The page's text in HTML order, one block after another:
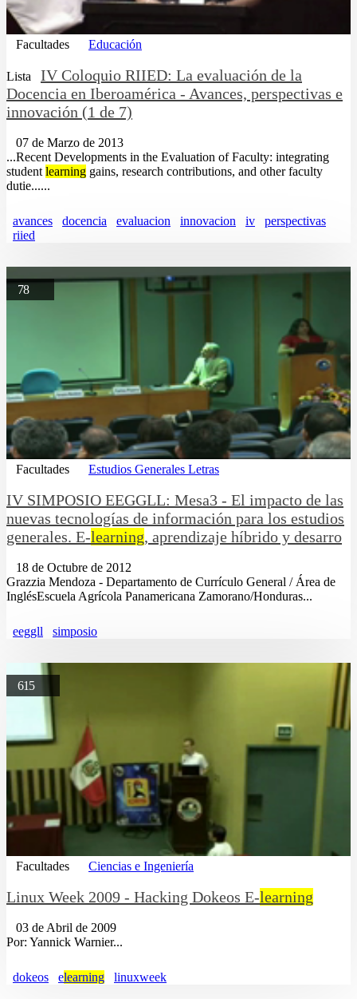
Facultades Educación
Lista
IV Coloquio RIIED: La evaluación de la
Docencia en Iberoamérica - Avances, perspectivas e
innovación (1 de 7)
07 de Marzo de 2013
...Recent Developments in the Evaluation of Faculty: integrating
student learning gains, research contributions, and other faculty
dutie......
avances docencia evaluacion innovacion iv
perspectivas
riied
78
Facultades Estudios Generales Letras
IV SIMPOSIO EEGGLL: Mesa3 - El impacto de las
nuevas tecnologí­as de información para los estudios
generales. E-learning, aprendizaje hí­brido y desarro
18 de Octubre de 2012
Grazzia Mendoza - Departamento de Currí­culo General / Área de
InglésEscuela Agrí­cola Panamericana Zamorano/Honduras...
eeggll simposio
615
Facultades Ciencias e Ingeniería
Linux Week 2009 - Hacking Dokeos E-learning
03 de Abril de 2009
Por: Yannick Warnier...
dokeos elearning linuxweek